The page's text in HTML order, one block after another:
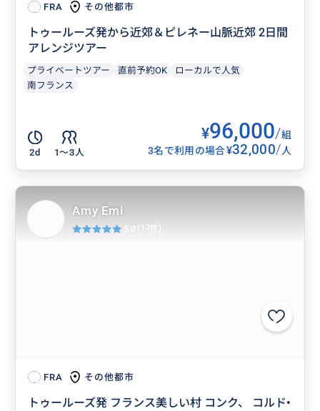
FRA その他都市
トゥールーズ発から近郊＆ピレネー山脈近郊 2日間
アレンジツアー
プライベートツアー 直前予約OK
ローカルで人気
南フランス
2d 1〜3人
¥96,000/組
3名で利用の場合¥32,000/人
FRA その他都市
トゥールーズ発 フランス美しい村 コンク、 コルド•
Amy Emi
5.0 (17件)